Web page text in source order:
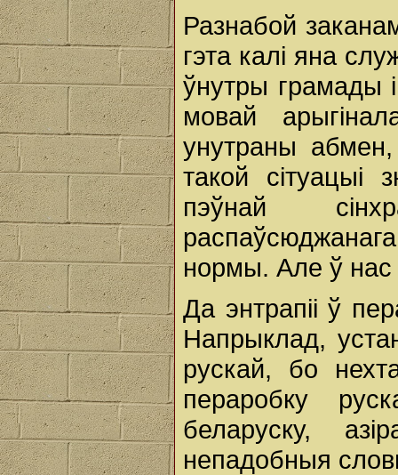
Разнабой
гэта калі яна
ўнутры грамады
мовай
унутраны
такой сітуацыі
пэўнай
нормы. Але ў нас
Да энтрапіі ў
Напрыклад,
рускай, бо
пераробку
беларуску,
непадобныя